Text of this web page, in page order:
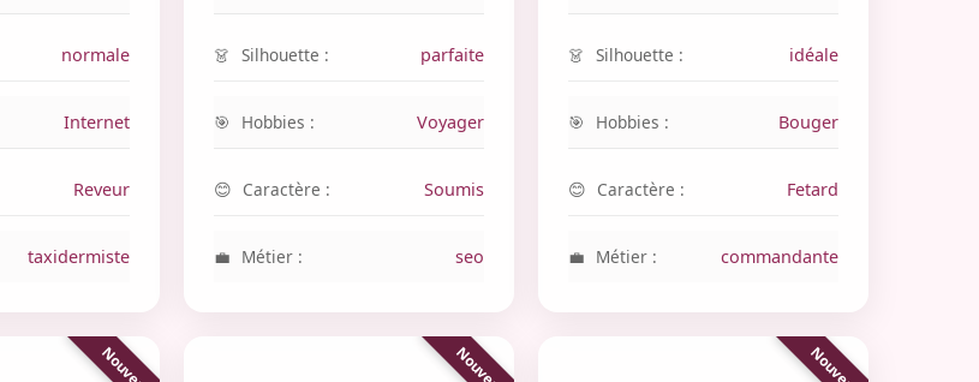
normale
Internet
Reveur
taxidermiste
Silhouette : parfaite
Hobbies : Voyager
Caractère : Soumis
Métier : seo
Silhouette : idéale
Hobbies : Bouger
Caractère : Fetard
Métier : commandante